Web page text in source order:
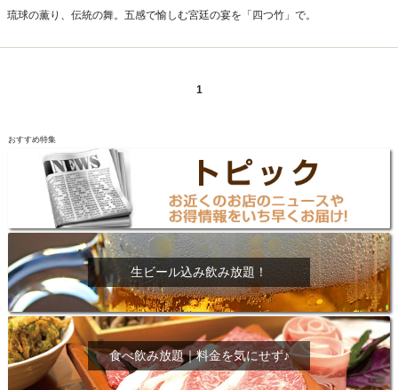
琉球の薫り、伝統の舞。五感で愉しむ宮廷の宴を「四つ竹」で。
1
おすすめ特集
生ビール込み飲み放題！
食べ飲み放題｜料金を気にせず♪